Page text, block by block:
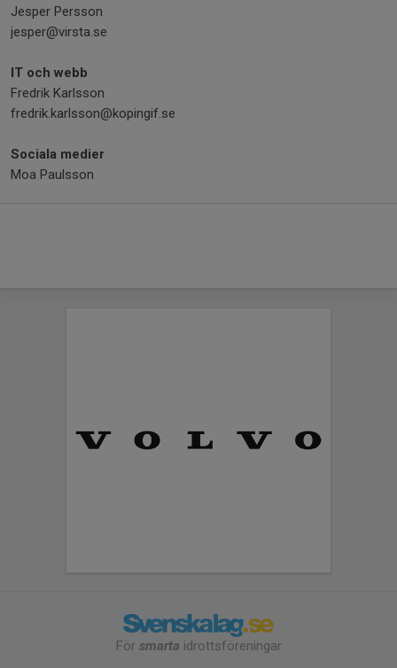
Jesper Persson
jesper@virsta.se
IT och webb
Fredrik Karlsson
fredrik.karlsson@kopingif.se
Sociala medier
Moa Paulsson
För smarta idrottsföreningar